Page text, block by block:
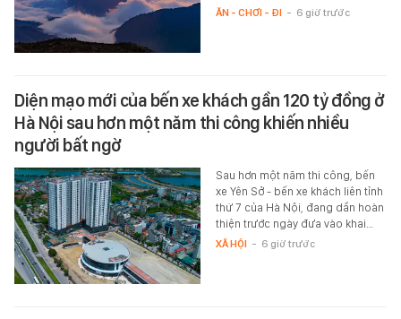
ĂN - CHƠI - ĐI - 6 giờ trước
Diện mạo mới của bến xe khách gần 120 tỷ đồng ở
Hà Nội sau hơn một năm thi công khiến nhiều
người bất ngờ
Sau hơn một năm thi công, bến
xe Yên Sở - bến xe khách liên tỉnh
thứ 7 của Hà Nội, đang dần hoàn
thiện trước ngày đưa vào khai…
XÃ HỘI - 6 giờ trước